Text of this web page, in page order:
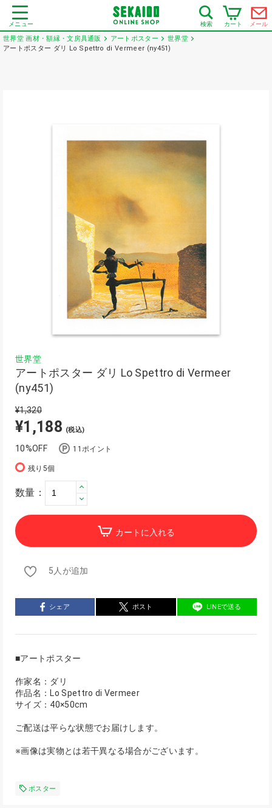
メニュー 検索 カート メール
世界堂 画材・額縁・文房具通販 アートポスター
世界堂
アートポスター ダリ Lo Spettro di Vermeer (ny451)
世界堂
アートポスター ダリ Lo Spettro di Vermeer
(ny451)
¥1,320
¥1,188 (税込)
10%OFF 11ポイント
残り5個
数量：
カートに入れる
5人が追加
シェア ポスト LINEで送る
■アートポスター
作家名：ダリ
作品名：Lo Spettro di Vermeer
サイズ：40×50cm
ご配送は平らな状態でお届けします。
※画像は実物とは若干異なる場合がございます。
ポスター